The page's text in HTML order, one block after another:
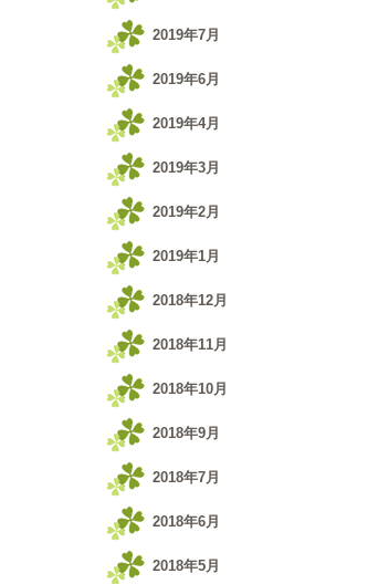
2019年7月
2019年6月
2019年4月
2019年3月
2019年2月
2019年1月
2018年12月
2018年11月
2018年10月
2018年9月
2018年7月
2018年6月
2018年5月